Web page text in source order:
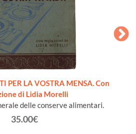
PER LA VOSTRA MENSA. Con
di Lidia Morelli
delle conserve alimentari.
35.00€